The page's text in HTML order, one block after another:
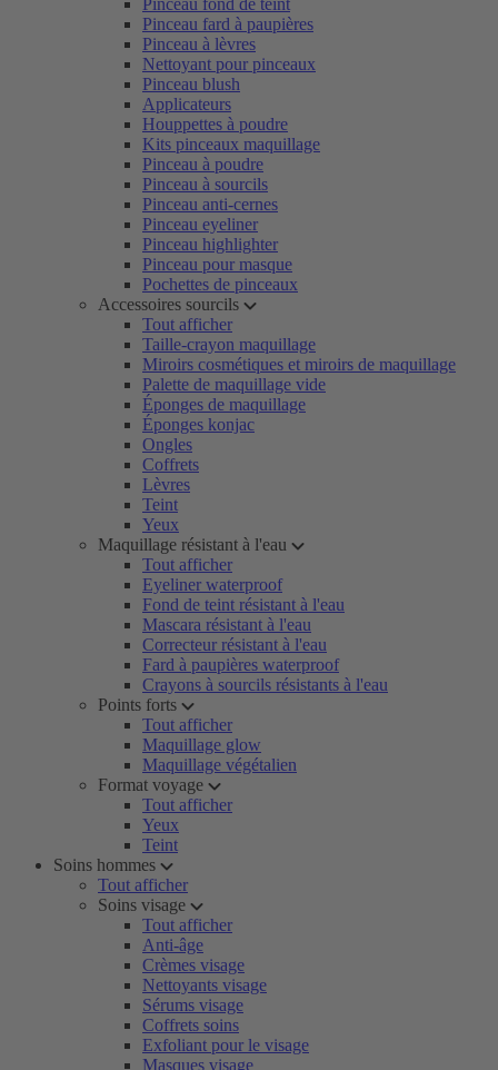
Pinceau fond de teint
Pinceau fard à paupières
Pinceau à lèvres
Nettoyant pour pinceaux
Pinceau blush
Applicateurs
Houppettes à poudre
Kits pinceaux maquillage
Pinceau à poudre
Pinceau à sourcils
Pinceau anti-cernes
Pinceau eyeliner
Pinceau highlighter
Pinceau pour masque
Pochettes de pinceaux
Accessoires sourcils
Tout afficher
Taille-crayon maquillage
Miroirs cosmétiques et miroirs de maquillage
Palette de maquillage vide
Éponges de maquillage
Éponges konjac
Ongles
Coffrets
Lèvres
Teint
Yeux
Maquillage résistant à l'eau
Tout afficher
Eyeliner waterproof
Fond de teint résistant à l'eau
Mascara résistant à l'eau
Correcteur résistant à l'eau
Fard à paupières waterproof
Crayons à sourcils résistants à l'eau
Points forts
Tout afficher
Maquillage glow
Maquillage végétalien
Format voyage
Tout afficher
Yeux
Teint
Soins hommes
Tout afficher
Soins visage
Tout afficher
Anti-âge
Crèmes visage
Nettoyants visage
Sérums visage
Coffrets soins
Exfoliant pour le visage
Masques visage